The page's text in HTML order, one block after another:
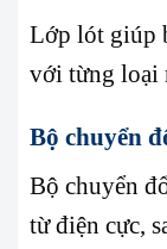
Lớp lót giúp
với từng loại
Bộ chuyển
Bộ chuyển
từ điện cực,